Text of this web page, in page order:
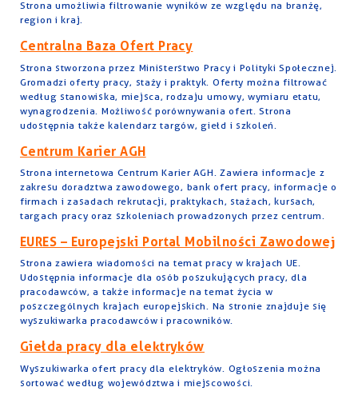
Strona umożliwia filtrowanie wyników ze względu na branżę,
region i kraj.
Centralna Baza Ofert Pracy
Strona stworzona przez Ministerstwo Pracy i Polityki Społecznej.
Gromadzi oferty pracy, staży i praktyk. Oferty można filtrować
według stanowiska, miejsca, rodzaju umowy, wymiaru etatu,
wynagrodzenia. Możliwość porównywania ofert. Strona
udostępnia także kalendarz targów, giełd i szkoleń.
Centrum Karier AGH
Strona internetowa Centrum Karier AGH. Zawiera informacje z
zakresu doradztwa zawodowego, bank ofert pracy, informacje o
firmach i zasadach rekrutacji, praktykach, stażach, kursach,
targach pracy oraz szkoleniach prowadzonych przez centrum.
EURES – Europejski Portal Mobilności Zawodowej
Strona zawiera wiadomości na temat pracy w krajach UE.
Udostępnia informacje dla osób poszukujących pracy, dla
pracodawców, a także informacje na temat życia w
poszczególnych krajach europejskich. Na stronie znajduje się
wyszukiwarka pracodawców i pracowników.
Giełda pracy dla elektryków
Wyszukiwarka ofert pracy dla elektryków. Ogłoszenia można
sortować według województwa i miejscowości.